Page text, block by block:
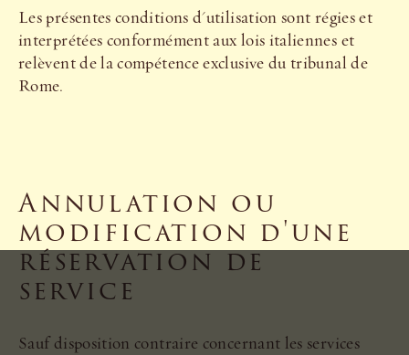
Les présentes conditions d'utilisation sont régies et
interprétées conformément aux lois italiennes et
relèvent de la compétence exclusive du tribunal de
Rome.
Annulation ou
modification d'une
réservation de
service
Sauf disposition contraire concernant les services